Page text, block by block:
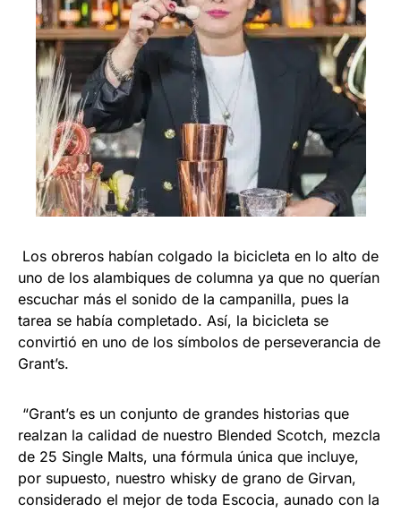
Los obreros habían colgado la bicicleta en lo alto de
uno de los alambiques de columna ya que no querían
escuchar más el sonido de la campanilla, pues la
tarea se había completado. Así, la bicicleta se
convirtió en uno de los símbolos de perseverancia de
Grant’s.
“Grant’s es un conjunto de grandes historias que
realzan la calidad de nuestro Blended Scotch, mezcla
de 25 Single Malts, una fórmula única que incluye,
por supuesto, nuestro whisky de grano de Girvan,
considerado el mejor de toda Escocia, aunado con la